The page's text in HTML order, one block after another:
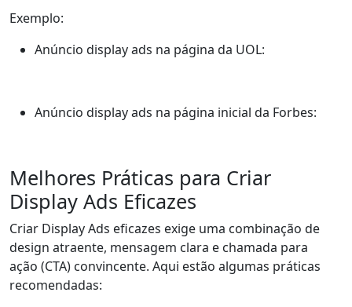
Exemplo:
Anúncio display ads na página da UOL:
Anúncio display ads na página inicial da Forbes:
Melhores Práticas para Criar
Display Ads Eficazes
Criar Display Ads eficazes exige uma combinação de
design atraente, mensagem clara e chamada para
ação (CTA) convincente. Aqui estão algumas práticas
recomendadas: